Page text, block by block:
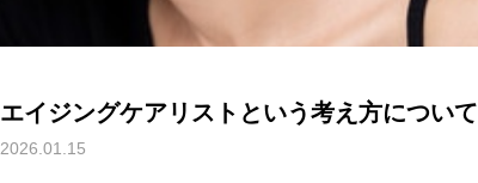
エイジングケアリストという考え方について
2026.01.15